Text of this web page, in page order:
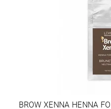
BROW XENNA HENNA